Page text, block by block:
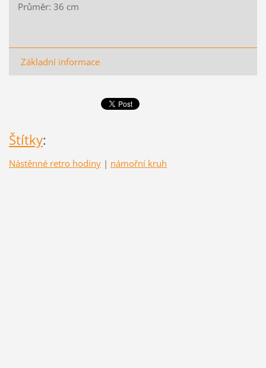
Průměr: 36 cm
Základní informace
Štítky:
Nástěnné retro hodiny | námořní kruh